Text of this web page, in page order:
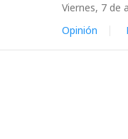
Viernes, 7 de
Opinión